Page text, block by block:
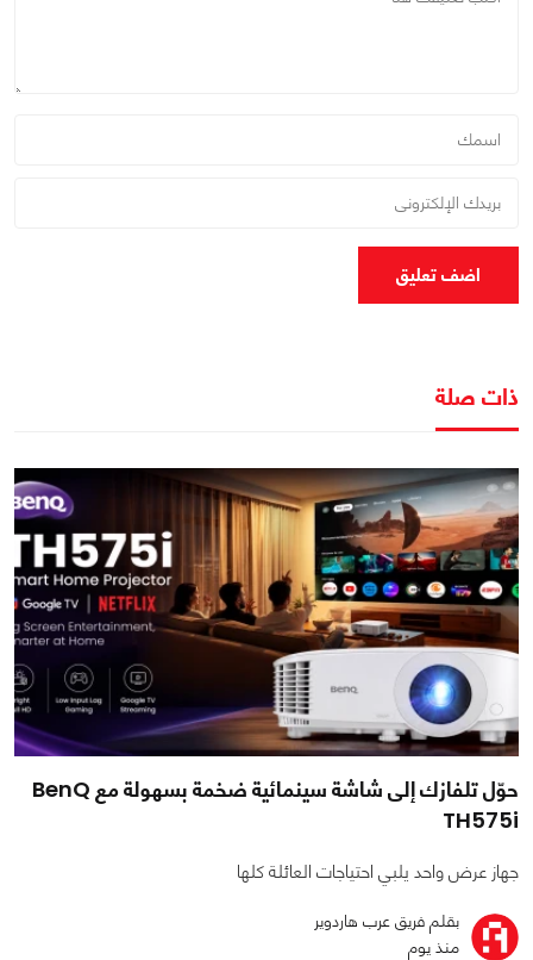
اضف تعليق
ذات صلة
حوّل تلفازك إلى شاشة سينمائية ضخمة بسهولة مع BenQ
TH575i
جهاز عرض واحد يلبي احتياجات العائلة كلها
بقلم فريق عرب هاردوير
منذ يوم